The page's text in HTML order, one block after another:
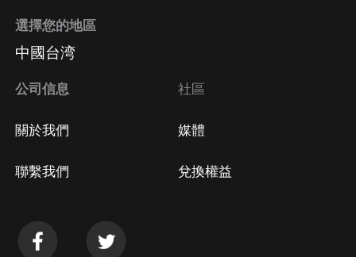
方法 Google Play取消訂閱方法
選擇您的地區
中國台湾
公司信息
關於我們
聯繫我們
社區
媒體
兌換權益